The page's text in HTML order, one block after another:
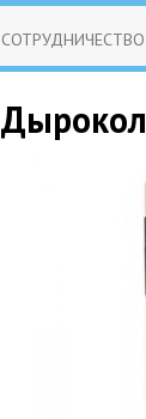
СОТРУДНИЧЕСТВО